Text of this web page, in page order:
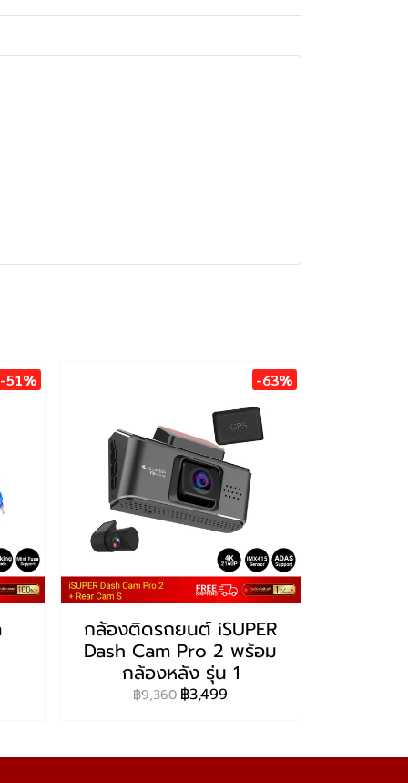
-51% -63%
กล้องติดรถยนต์ iSUPER
Dash Cam Pro 2 พร้อม
กล้องหลัง รุ่น 1
฿9,360 ฿3,499